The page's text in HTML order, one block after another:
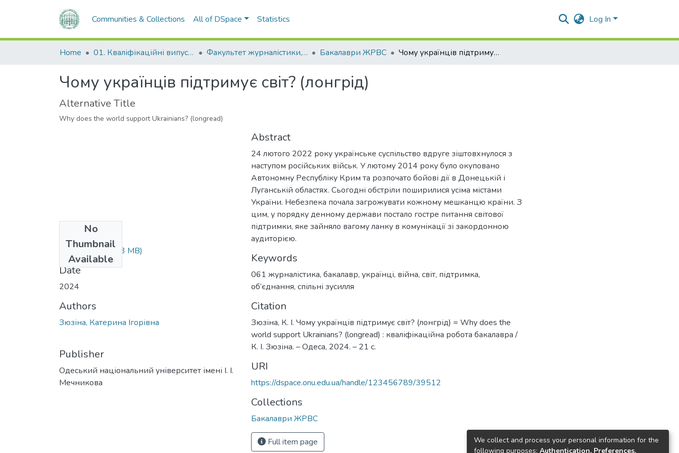
Communities & Collections All of DSpace Statistics Log In
Home 01. Кваліфікаційні випускні роботи здобувачів вищої освіти Факультет журналістики, реклами та видавничої справи Бакалаври ЖРВС Чому українців підтримує світ? (лонгрід)
Чому українців підтримує світ? (лонгрід)
Alternative Title
Why does the world support Ukrainians? (longread)
No
Thumbnail
Available
Зюзіна.docx(4.73 MB)
Date
2024
Authors
Зюзіна, Катерина Ігорівна
Publisher
Одеський національний університет імені І. І.
Мечникова
Abstract
24 лютого 2022 року українське суспільство вдруге зіштовхнулося з
наступом російських військ. У лютому 2014 року було окуповано
Автономну Республіку Крим та розпочато бойові дії в Донецькій і
Луганській областях. Сьогодні обстріли поширилися усіма містами
України. Небезпека почала загрожувати кожному мешканцю країни. З
цим, у порядку денному держави постало гостре питання світової
підтримки, яке зайняло вагому ланку в комунікації зі закордонною
аудиторією.
Keywords
061 журналістика, бакалавр, українці, війна, світ, підтримка,
об’єднання, спільні зусилля
Citation
Зюзіна, К. І. Чому українців підтримує світ? (лонгрід) = Why does the
world support Ukrainians? (longread) : кваліфікаційна робота бакалавра /
К. І. Зюзіна. – Одеса, 2024. – 21 с.
URI
https://dspace.onu.edu.ua/handle/123456789/39512
Collections
Бакалаври ЖРВС
Full item page
We collect and process your personal information for the
following purposes: Authentication, Preferences,